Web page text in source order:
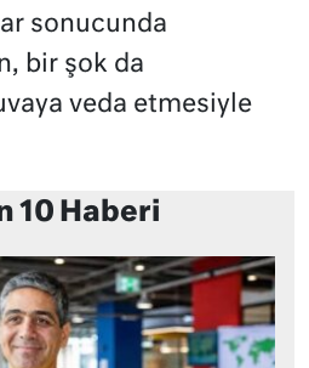
sonucunda
bir şok da
veda etmesiyle
10 Haberi